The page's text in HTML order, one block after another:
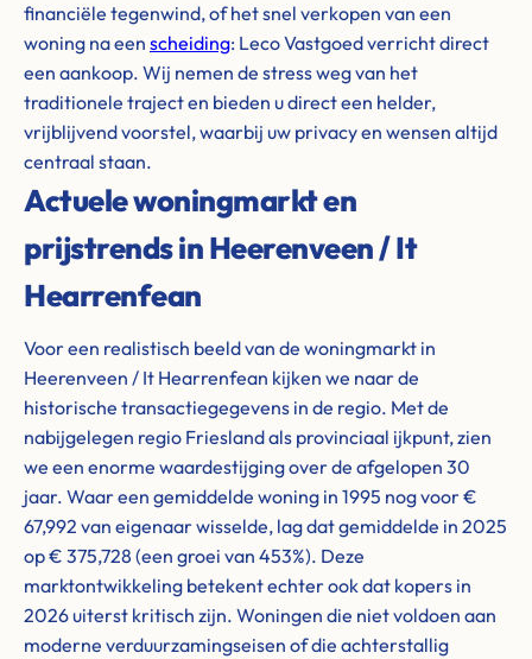
financiële tegenwind, of het snel verkopen van een
woning na een scheiding: Leco Vastgoed verricht direct
een aankoop. Wij nemen de stress weg van het
traditionele traject en bieden u direct een helder,
vrijblijvend voorstel, waarbij uw privacy en wensen altijd
centraal staan.
Actuele woningmarkt en
prijstrends in Heerenveen / It
Hearrenfean
Voor een realistisch beeld van de woningmarkt in
Heerenveen / It Hearrenfean kijken we naar de
historische transactiegegevens in de regio. Met de
nabijgelegen regio Friesland als provinciaal ijkpunt, zien
we een enorme waardestijging over de afgelopen 30
jaar. Waar een gemiddelde woning in 1995 nog voor €
67,992 van eigenaar wisselde, lag dat gemiddelde in 2025
op € 375,728 (een groei van 453%). Deze
marktontwikkeling betekent echter ook dat kopers in
2026 uiterst kritisch zijn. Woningen die niet voldoen aan
moderne verduurzamingseisen of die achterstallig